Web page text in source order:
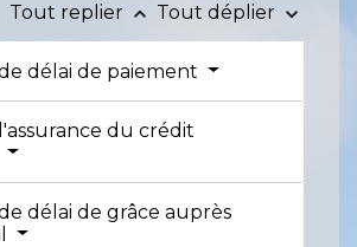
Tout replier keyboard_arrow_up Tout déplier keyboard_arrow_down
délai de paiement
du crédit
délai de grâce auprès